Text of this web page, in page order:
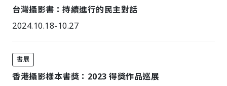
台灣攝影書：持續進行的民主對話
2024.10.18-10.27
書展
香港攝影樣本書獎：2023 得獎作品巡展